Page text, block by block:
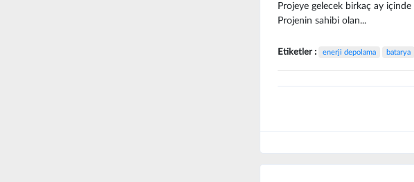
Projeye gelecek birkaç ay içinde
Projenin sahibi olan...
Etiketler : enerji depolama batarya